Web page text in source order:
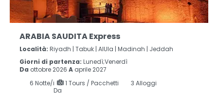
ARABIA SAUDITA Express
Località: Riyadh | Tabuk | AlUla | Madinah | Jeddah
Giorni di partenza: Lunedì;Venerdì
Da ottobre 2026 A aprile 2027
6 Notte/i 1 Tours / Pacchetti
3 Alloggi
Da